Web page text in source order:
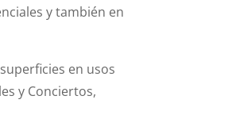
y también en
en usos
y Conciertos,